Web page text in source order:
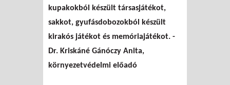
kupakokból készült társasjátékot,
sakkot, gyufásdobozokból készült
kirakós játékot és memóriajátékot. -
Dr. Kriskáné Gánóczy Anita,
környezetvédelmi előadó